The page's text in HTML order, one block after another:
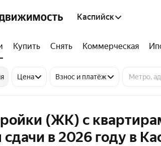
Каспийск
Купить Снять Коммерческая
Цена Взнос и платёж
(ЖК) с
в 2026 году в